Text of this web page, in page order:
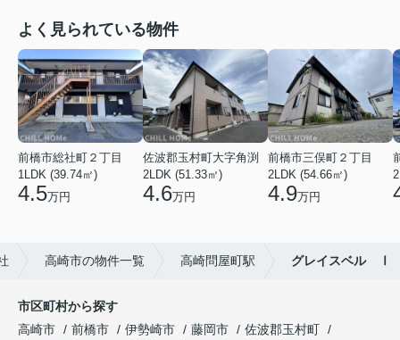
よく見られている物件
前橋市総社町２丁目
1LDK (39.74㎡)
4.5万円
佐波郡玉村町大字角渕
2LDK (51.33㎡)
4.6万円
前橋市三俣町２丁目
2LDK (54.66㎡)
4.9万円
高崎市の物件一覧 高崎問屋町駅 グレイスベル Ⅰ
市区町村から探す
高崎市
前橋市 伊勢崎市 藤岡市
佐波郡玉村町